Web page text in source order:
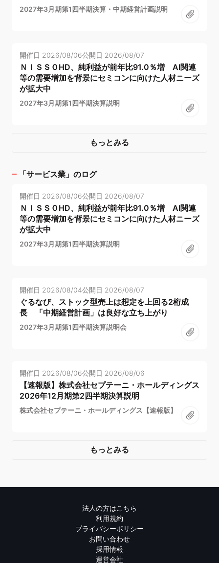
2027年3月期第1四半期決算・中期経営計画説明
開催日 2026/08/06公開日 2026/08/07
ＮＩＳＳＯHD、純利益が前年比91.0％増 AI関連
等の需要増加を背景にセミコンに向けた人材ニーズ
が拡大中
2027年3月期第1四半期決算説明
もっとみる
「サービス業 」のログ
開催日 2026/08/06公開日 2026/08/07
ＮＩＳＳＯHD、純利益が前年比91.0％増 AI関連
等の需要増加を背景にセミコンに向けた人材ニーズ
が拡大中
2027年3月期第1四半期決算説明
開催日 2026/08/04公開日 2026/08/07
ぐるなび、ストック型売上は想定を上回る2桁成
長 「中期経営計画」は良好な立ち上がり
2027年3月期第1四半期決算説明会
開催日 2026/08/06公開日 2026/08/06
【速報版】株式会社セプテーニ・ホールディングス
2026年12月期第2四半期決算説明
株式会社セプテーニ・ホールディングス【速報版】
もっとみる
法人の方はこちら
利用規約
プライバシーポリシー
お問い合わせ
採用情報
運営会社